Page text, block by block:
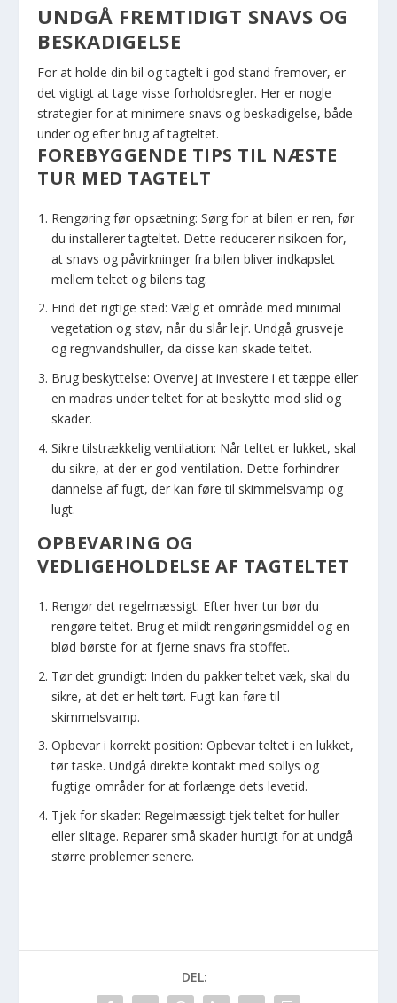
UNDGÅ FREMTIDIGT SNAVS OG
BESKADIGELSE
For at holde din bil og tagtelt i god stand fremover, er
det vigtigt at tage visse forholdsregler. Her er nogle
strategier for at minimere snavs og beskadigelse, både
under og efter brug af tagteltet.
FOREBYGGENDE TIPS TIL NÆSTE
TUR MED TAGTELT
Rengøring før opsætning: Sørg for at bilen er ren, før
du installerer tagteltet. Dette reducerer risikoen for,
at snavs og påvirkninger fra bilen bliver indkapslet
mellem teltet og bilens tag.
Find det rigtige sted: Vælg et område med minimal
vegetation og støv, når du slår lejr. Undgå grusveje
og regnvandshuller, da disse kan skade teltet.
Brug beskyttelse: Overvej at investere i et tæppe eller
en madras under teltet for at beskytte mod slid og
skader.
Sikre tilstrækkelig ventilation: Når teltet er lukket, skal
du sikre, at der er god ventilation. Dette forhindrer
dannelse af fugt, der kan føre til skimmelsvamp og
lugt.
OPBEVARING OG
VEDLIGEHOLDELSE AF TAGTELTET
Rengør det regelmæssigt: Efter hver tur bør du
rengøre teltet. Brug et mildt rengøringsmiddel og en
blød børste for at fjerne snavs fra stoffet.
Tør det grundigt: Inden du pakker teltet væk, skal du
sikre, at det er helt tørt. Fugt kan føre til
skimmelsvamp.
Opbevar i korrekt position: Opbevar teltet i en lukket,
tør taske. Undgå direkte kontakt med sollys og
fugtige områder for at forlænge dets levetid.
Tjek for skader: Regelmæssigt tjek teltet for huller
eller slitage. Reparer små skader hurtigt for at undgå
større problemer senere.
DEL: